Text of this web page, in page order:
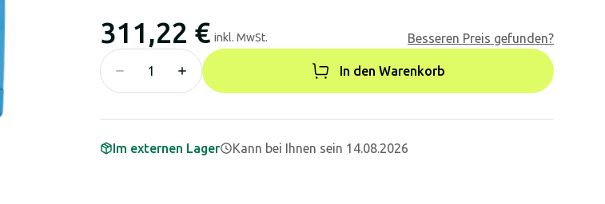
311,22 € inkl. MwSt. Besseren Preis gefunden?
In den Warenkorb
Im externen Lager Kann bei Ihnen sein 14.08.2026